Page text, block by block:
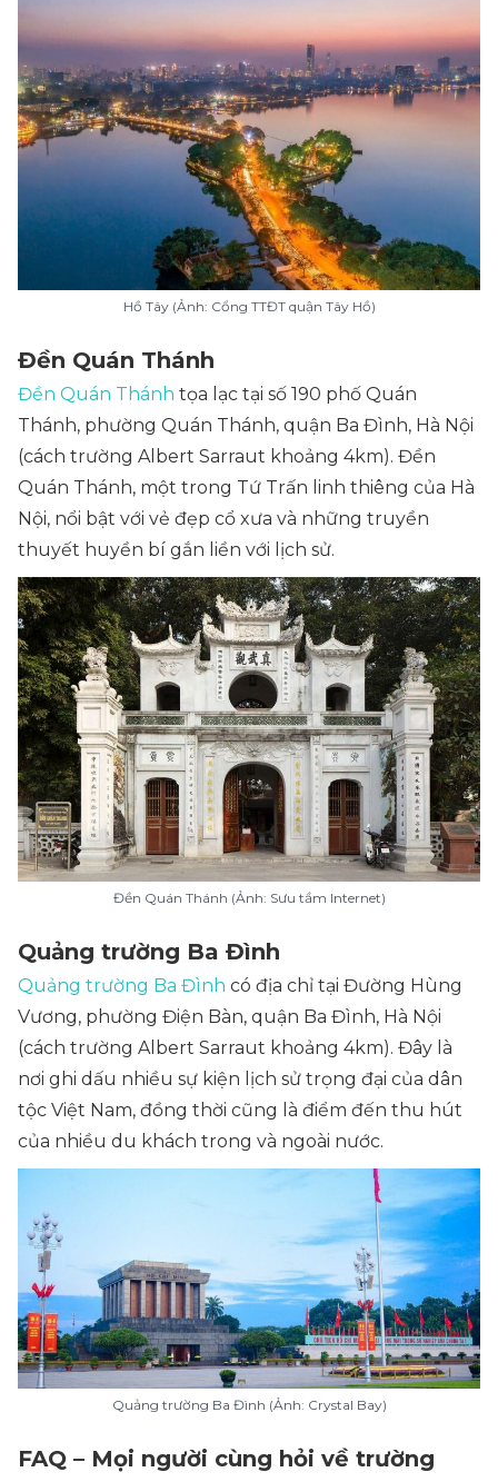
Hồ Tây (Ảnh: Cổng TTĐT quận Tây Hồ)
Đền Quán Thánh
Đền Quán Thánh tọa lạc tại số 190 phố Quán
Thánh, phường Quán Thánh, quận Ba Đình, Hà Nội
(cách trường Albert Sarraut khoảng 4km). Đền
Quán Thánh, một trong Tứ Trấn linh thiêng của Hà
Nội, nổi bật với vẻ đẹp cổ xưa và những truyền
thuyết huyền bí gắn liền với lịch sử.
Đền Quán Thánh (Ảnh: Sưu tầm Internet)
Quảng trường Ba Đình
Quảng trường Ba Đình có địa chỉ tại Đường Hùng
Vương, phường Điện Bàn, quận Ba Đình, Hà Nội
(cách trường Albert Sarraut khoảng 4km). Đây là
nơi ghi dấu nhiều sự kiện lịch sử trọng đại của dân
tộc Việt Nam, đồng thời cũng là điểm đến thu hút
của nhiều du khách trong và ngoài nước.
Quảng trường Ba Đình (Ảnh: Crystal Bay)
FAQ – Mọi người cùng hỏi về trường